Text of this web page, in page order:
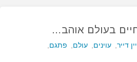
בעולם אוהב…
דייר עוינים עולם פתגם